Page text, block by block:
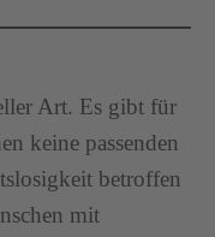
Art. Es gibt für
keine passenden
betroffen
mit